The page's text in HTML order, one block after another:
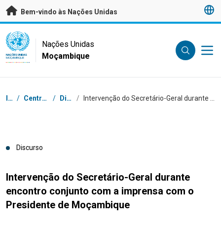
Saltar para conteúdo principal
Bem-vindo às Nações Unidas
UN Logo
NAÇÕES UNIDAS
MOÇAMBIQUE
Nações Unidas
Moçambique
Breadcrumb
Início / Centro de Imprensa / Discursos /
Discurso
Intervenção do Secretário-Geral durante
encontro conjunto com a imprensa com o
Presidente de Moçambique